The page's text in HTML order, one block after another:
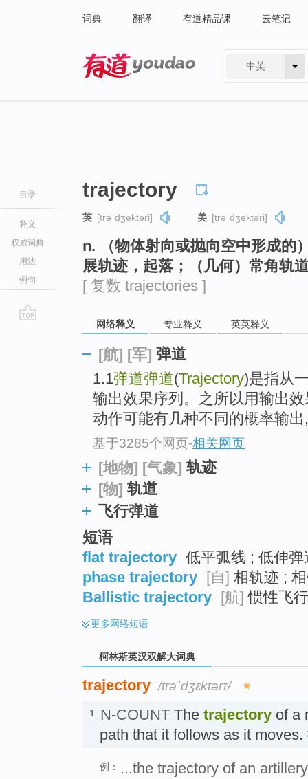
词典 翻译 有道精品课 云笔记
中英
目录
释义
权威词典
用法
例句
trajectory
英 [trəˈdʒektəri] 美 [trəˈdʒektəri]
n. （物体射向或抛向空中形成的
展轨迹，起落；（几何）常角轨
[ 复数 trajectories ]
网络释义 专业释义 英英释义
[航] [军] 弹道
1.1弹道弹道(Trajectory)是指从
输出效果序列。之所以用输出
动作可能有几种不同的概率输出
基于3285个网页-相关网页
[地物] [气象] 轨迹
[物] 轨道
飞行弹道
短语
flat trajectory 低平弧线 ; 低伸弹
phase trajectory
[自] 相轨迹 ;
Ballistic trajectory
[航] 惯性飞
更多网络短语
柯林斯英汉双解大词典
trajectory /trəˈdʒɛktərɪ/
1. N-COUNT The trajectory of a
path that it follows as it
例：
...the trajectory of an